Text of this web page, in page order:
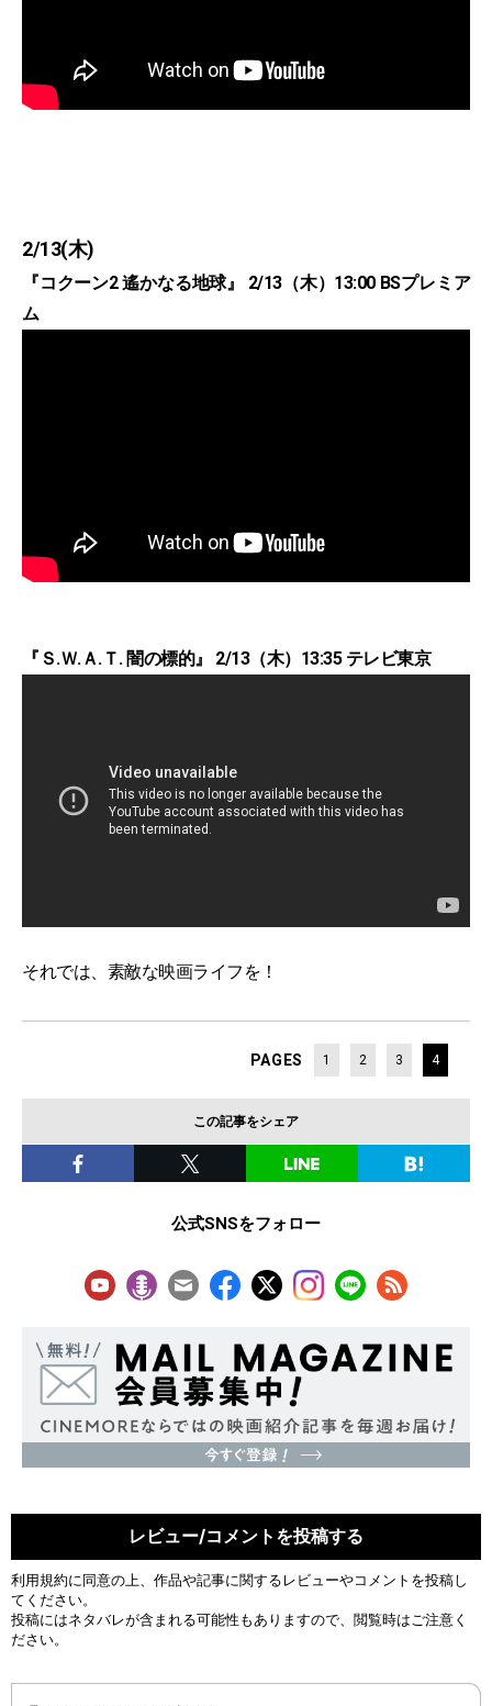
2/13(木)
『コクーン2 遙かなる地球』 2/13（木）13:00 BSプレミア
ム
『Ｓ.Ｗ.Ａ.Ｔ. 闇の標的』 2/13（木）13:35 テレビ東京
それでは、素敵な映画ライフを！
PAGES 1 2 3 4
この記事をシェア
公式SNSをフォロー
レビュー/コメントを投稿する
利用規約に同意の上、作品や記事に関するレビューやコメントを投稿し
てください。
投稿にはネタバレが含まれる可能性もありますので、閲覧時はご注意く
ださい。